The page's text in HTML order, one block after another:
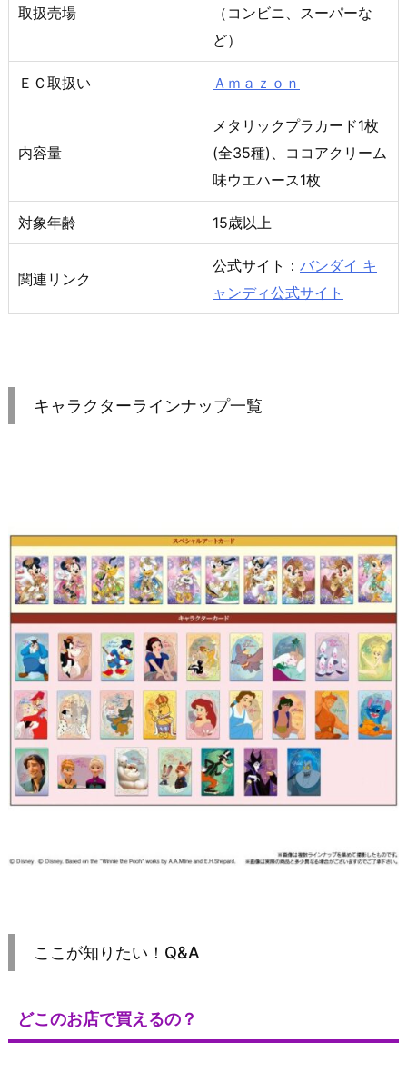
取扱売場
（コンビニ、スーパーな
ど）
ＥＣ取扱い Ａｍａｚｏｎ
内容量
メタリックプラカード1枚
(全35種)、ココアクリーム
味ウエハース1枚
対象年齢 15歳以上
関連リンク
公式サイト： バンダイ キ
ャンディ公式サイト
キャラクターラインナップ一覧
ここが知りたい！Q&A
どこのお店で買えるの？